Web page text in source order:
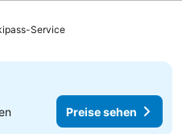
ServicePreise sehen
Preise sehen